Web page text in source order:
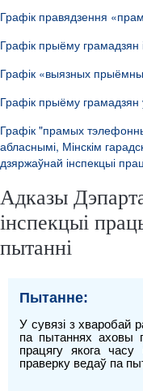
Графік правядзення
Графік прыёму
Графік «выязных
Графік прыёму
Графік "прамых
абласнымі, Мінскім
дзяржаўнай інспекцыі
Адказы
інспекцыі
пытанні
Пытанне:
У сувязі з хваробай
па пытаннях аховы
працягу якога
праверку ведаў па